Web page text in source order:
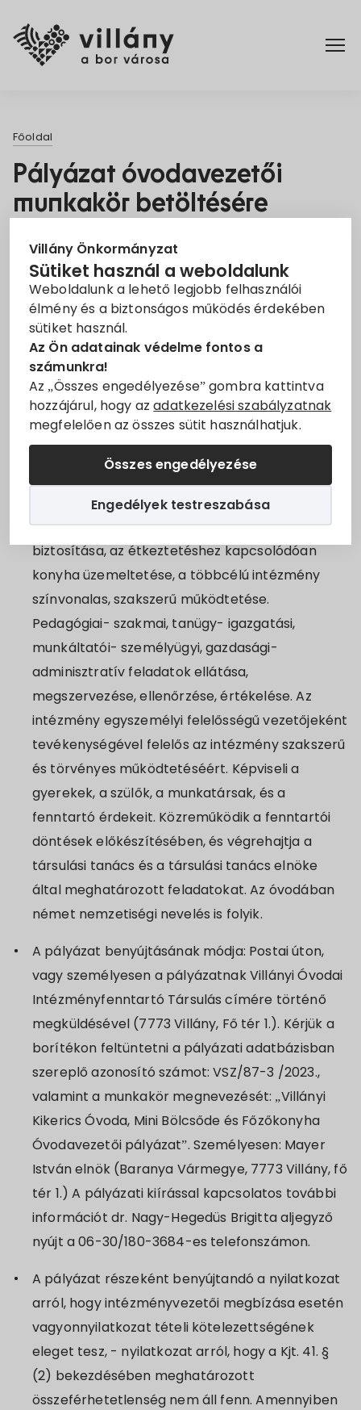
Villány Önkormányzat
Sütiket használ a weboldalunk
Weboldalunk a lehető legjobb felhasználói
élmény és a biztonságos működés érdekében
sütiket használ.
Az Ön adatainak védelme fontos a
számunkra!
Az „Összes engedélyezése” gombra kattintva
hozzájárul, hogy azadatkezelési szabályzatnak
megfelelően az összes sütit használhatjuk.
Összes engedélyezése
Engedélyek testreszabása
Elérhetőségek
Hírek
Rendelettár
Pályázatok
Dokumentumok
Állásajánlatok
Szolgáltatók
Turizmus
Választási információk
Választási szervek
Választási ügyintézés
2024. évi általános
Főoldal
Pályázat óvodavezetői
munkakör betöltésére
Óvodavezető
VILLÁNYI ÓVODAI INTÉZMÉNYFENNTARTÓ TÁRSULÁS
pályázatot hirdet Közalkalmazotti jogviszony
(Kjt.) keretében Óvodavezető
Munkakör/feladatkör betöltésére.
Feladatok
Az intézmény munkájának megszervezése,
irányítása, képviselete. Az óvodai és bölcsődei
ellátás személyi és tárgyi feltételeinek
biztosítása, az étkeztetéshez kapcsolódóan
konyha üzemeltetése, a többcélú intézmény
színvonalas, szakszerű működtetése.
Pedagógiai- szakmai, tanügy- igazgatási,
munkáltatói- személyügyi, gazdasági-
adminisztratív feladatok ellátása,
megszervezése, ellenőrzése, értékelése. Az
intézmény egyszemélyi felelősségű vezetőjeként
tevékenységével felelős az intézmény szakszerű
és törvényes működtetéséért. Képviseli a
gyerekek, a szülők, a munkatársak, és a
fenntartó érdekeit. Közreműködik a fenntartói
döntések előkészítésében, és végrehajtja a
társulási tanács és a társulási tanács elnöke
által meghatározott feladatokat. Az óvodában
német nemzetiségi nevelés is folyik.
A pályázat benyújtásának módja: Postai úton,
vagy személyesen a pályázatnak Villányi Óvodai
Intézményfenntartó Társulás címére történő
megküldésével (7773 Villány, Fő tér 1.). Kérjük a
borítékon feltüntetni a pályázati adatbázisban
szereplő azonosító számot: VSZ/87-3 /2023.,
valamint a munkakör megnevezését: „Villányi
Kikerics Óvoda, Mini Bölcsőde és Főzőkonyha
Óvodavezetői pályázat”. Személyesen: Mayer
István elnök (Baranya Vármegye, 7773 Villány, fő
tér 1.) A pályázati kiírással kapcsolatos további
információt dr. Nagy-Hegedüs Brigitta aljegyző
nyújt a 06-30/180-3684-es telefonszámon.
A pályázat részeként benyújtandó a nyilatkozat
arról, hogy intézményvezetői megbízása esetén
vagyonnyilatkozat tételi kötelezettségének
eleget tesz, - nyilatkozat arról, hogy a Kjt. 41. §
(2) bekezdésében meghatározott
összeférhetetlenség nem áll fenn. Amennyiben